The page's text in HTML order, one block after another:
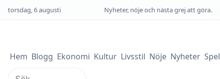
torsdag, 6 augusti Nyheter, nöje och nästa grej att göra.
Hem Blogg Ekonomi Kultur Livsstil Nöje Nyheter Spel
Sök